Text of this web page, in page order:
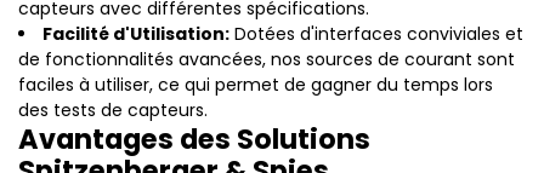
capteurs avec différentes spécifications.
Facilité d'Utilisation: Dotées d'interfaces conviviales et
de fonctionnalités avancées, nos sources de courant sont
faciles à utiliser, ce qui permet de gagner du temps lors
des tests de capteurs.
Avantages des Solutions